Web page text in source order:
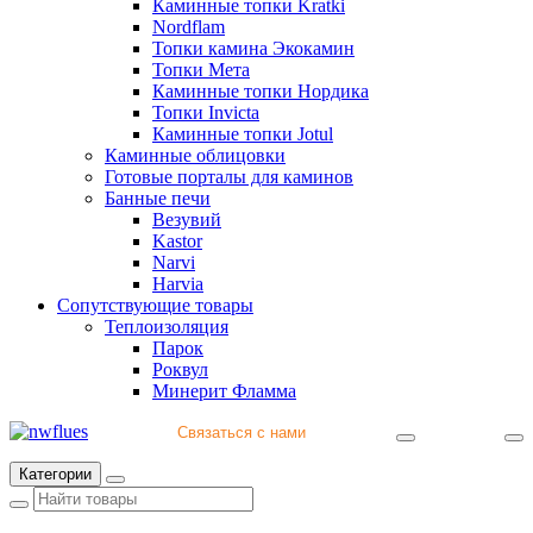
Каминные топки Kratki
Nordflam
Топки камина Экокамин
Топки Мета
Каминные топки Нордика
Топки Invicta
Каминные топки Jotul
Каминные облицовки
Готовые порталы для каминов
Банные печи
Везувий
Kastor
Narvi
Harvia
Сопутствующие товары
Теплоизоляция
Парок
Роквул
Минерит Фламма
Связаться с нами
+7 (812) 541-82-56
+7 (812) 542-07-85
+7 (812) 380-40-47
Категории